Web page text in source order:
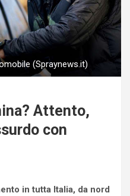
(Spraynews.it)
Attento,
con
in tutta Italia, da nord